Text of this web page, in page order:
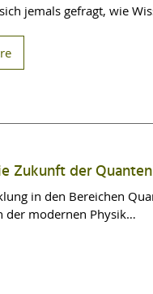
jemals gefragt, wie
Zukunft der
in den Bereichen
der modernen Physik…